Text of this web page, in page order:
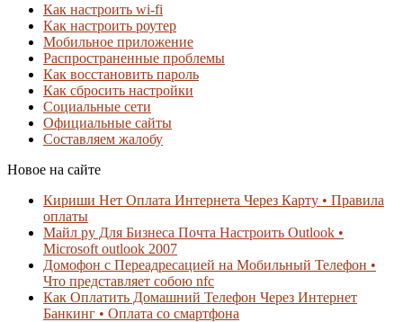
Как настроить wi-fi
Как настроить роутер
Мобильное приложение
Распространенные проблемы
Как восстановить пароль
Как сбросить настройки
Социальные сети
Официальные сайты
Составляем жалобу
Новое на сайте
Кириши Нет Оплата Интернета Через Карту • Правила
оплаты
Майл ру Для Бизнеса Почта Настроить Outlook •
Microsoft outlook 2007
Домофон с Переадресацией на Мобильный Телефон •
Что представляет собою nfc
Как Оплатить Домашний Телефон Через Интернет
Банкинг • Оплата со смартфона